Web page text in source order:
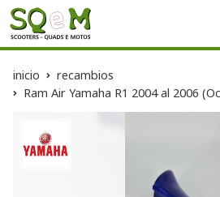
inicio
recambios
Ram Air Yamaha R1 2004 al 2006